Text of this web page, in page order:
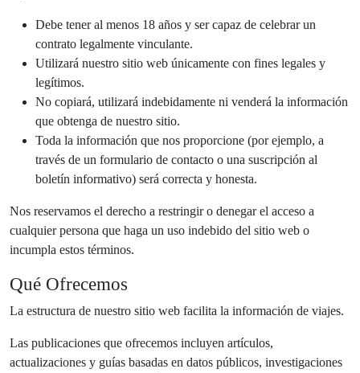
Debe tener al menos 18 años y ser capaz de celebrar un
contrato legalmente vinculante.
Utilizará nuestro sitio web únicamente con fines legales y
legítimos.
No copiará, utilizará indebidamente ni venderá la información
que obtenga de nuestro sitio.
Toda la información que nos proporcione (por ejemplo, a
través de un formulario de contacto o una suscripción al
boletín informativo) será correcta y honesta.
Nos reservamos el derecho a restringir o denegar el acceso a
cualquier persona que haga un uso indebido del sitio web o
incumpla estos términos.
Qué Ofrecemos
La estructura de nuestro sitio web facilita la información de viajes.
Las publicaciones que ofrecemos incluyen artículos,
actualizaciones y guías basadas en datos públicos, investigaciones